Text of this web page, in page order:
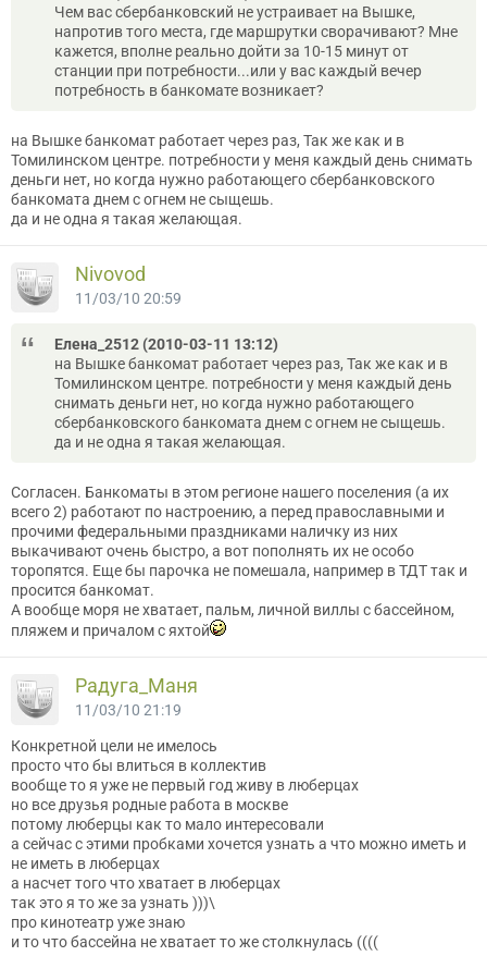
Чем вас сбербанковский не устраивает на Вышке,
напротив того места, где маршрутки сворачивают? Мне
кажется, вполне реально дойти за 10-15 минут от
станции при потребности...или у вас каждый вечер
потребность в банкомате возникает?
на Вышке банкомат работает через раз, Так же как и в
Томилинском центре. потребности у меня каждый день снимать
деньги нет, но когда нужно работающего сбербанковского
банкомата днем с огнем не сыщешь.
да и не одна я такая желающая.
Nivovod
11/03/10 20:59
Елена_2512 (2010-03-11 13:12)
на Вышке банкомат работает через раз, Так же как и в
Томилинском центре. потребности у меня каждый день
снимать деньги нет, но когда нужно работающего
сбербанковского банкомата днем с огнем не сыщешь.
да и не одна я такая желающая.
Согласен. Банкоматы в этом регионе нашего поселения (а их
всего 2) работают по настроению, а перед православными и
прочими федеральными праздниками наличку из них
выкачивают очень быстро, а вот пополнять их не особо
торопятся. Еще бы парочка не помешала, например в ТДТ так и
просится банкомат.
А вообще моря не хватает, пальм, личной виллы с бассейном,
пляжем и причалом с яхтой
Радуга_Маня
11/03/10 21:19
Конкретной цели не имелось
просто что бы влиться в коллектив
вообще то я уже не первый год живу в люберцах
но все друзья родные работа в москве
потому люберцы как то мало интересовали
а сейчас с этими пробками хочется узнать а что можно иметь и
не иметь в люберцах
а насчет того что хватает в люберцах
так это я то же за узнать )))\
про кинотеатр уже знаю
и то что бассейна не хватает то же столкнулась ((((